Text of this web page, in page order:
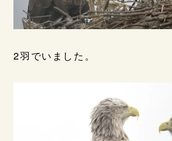
2羽でいました。